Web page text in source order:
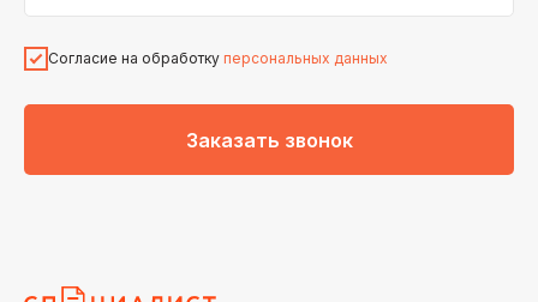
Согласие на обработку персональных данных
Заказать звонок